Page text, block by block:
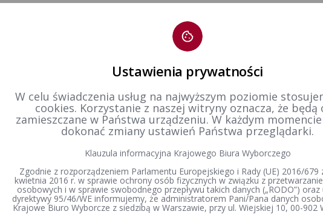
Ustawienia prywatności
W celu świadczenia usług na najwyższym poziomie
cookies. Korzystanie z naszej witryny oznacza, że będą
zamieszczane w Państwa urządzeniu. W każdym
dokonać zmiany ustawień Państwa przeglądarki.
Klauzula informacyjna Krajowego Biura Wyborczego
Zgodnie z rozporządzeniem Parlamentu Europejskiego i Rady (UE) 2016/679
kwietnia 2016 r. w sprawie ochrony osób fizycznych w związku z
osobowych i w sprawie swobodnego przepływu takich danych („RODO”) oraz
dyrektywy 95/46/WE informujemy, że administratorem Pani/Pana danych
Krajowe Biuro Wyborcze z siedzibą w Warszawie, przy ul. Wiejskiej 10, 00-902